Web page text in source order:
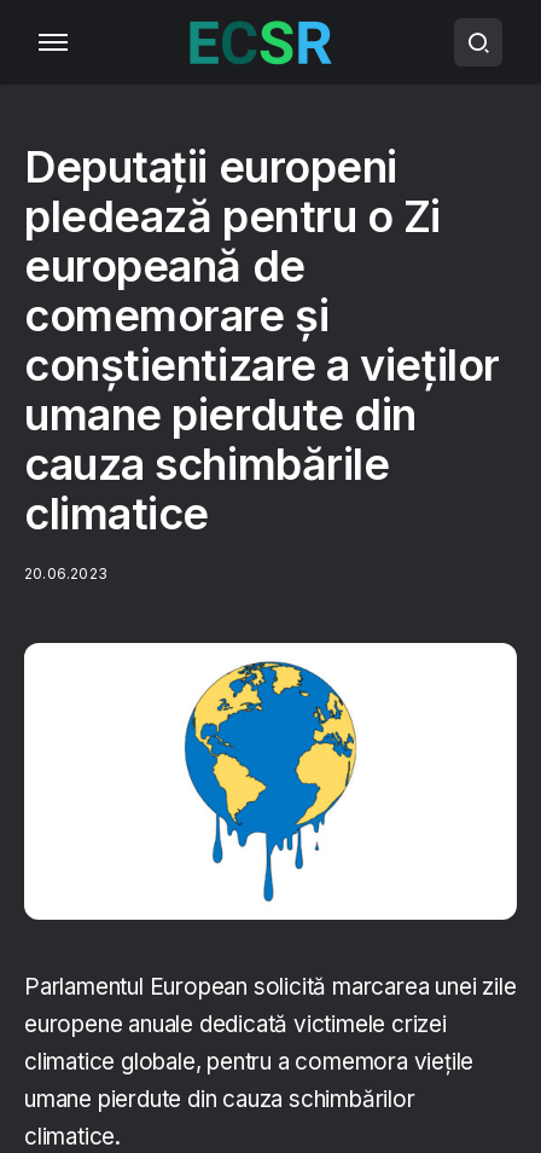
Deputații europeni
pledează pentru o Zi
europeană de
comemorare și
conștientizare a vieților
umane pierdute din
cauza schimbările
climatice
20.06.2023
Parlamentul European solicită marcarea unei zile
europene anuale dedicată victimele crizei
climatice globale, pentru a comemora viețile
umane pierdute din cauza schimbărilor
climatice.